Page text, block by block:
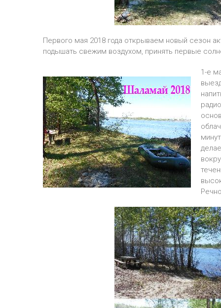
Первого мая 2018 года открываем новый сезон
подышать свежим воздухом, принять первые
1-е